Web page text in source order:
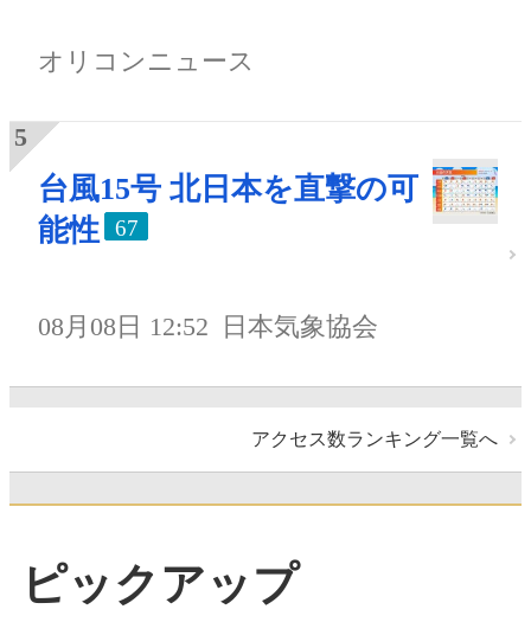
オリコンニュース
台風15号 北日本を直撃の可
能性
67
08月08日 12:52 日本気象協会
アクセス数ランキング一覧へ
ピックアップ